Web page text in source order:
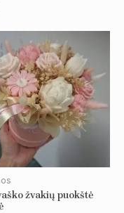
žvakių puokštė